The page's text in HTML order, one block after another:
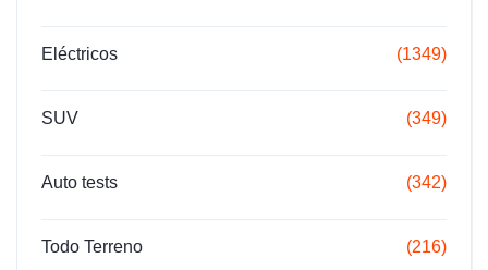
Eléctricos (1349)
SUV (349)
Auto tests (342)
Todo Terreno (216)